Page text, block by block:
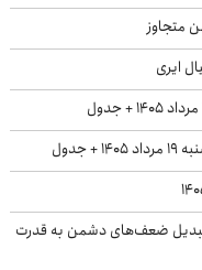
ایری
ضعف‌های دشمن به قدرت